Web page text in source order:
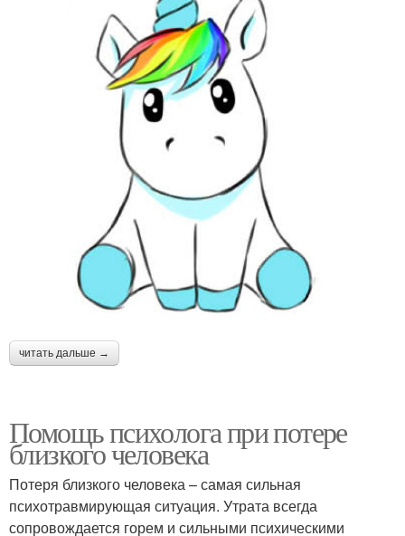
читать дальше →
Помощь психолога при потере
близкого человека
Потеря близкого человека – самая сильная
психотравмирующая ситуация. Утрата всегда
сопровождается горем и сильными психическими